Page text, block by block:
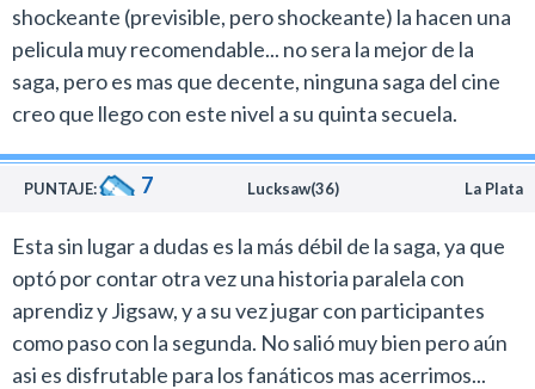
shockeante (previsible, pero shockeante) la hacen una
pelicula muy recomendable... no sera la mejor de la
saga, pero es mas que decente, ninguna saga del cine
creo que llego con este nivel a su quinta secuela.
PUNTAJE: 7 Lucksaw(36) La Plata
Esta sin lugar a dudas es la más débil de la saga, ya que
optó por contar otra vez una historia paralela con
aprendiz y Jigsaw, y a su vez jugar con participantes
como paso con la segunda. No salió muy bien pero aún
asi es disfrutable para los fanáticos mas acerrimos...